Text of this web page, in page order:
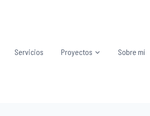
Servicios Proyectos Sobre mí